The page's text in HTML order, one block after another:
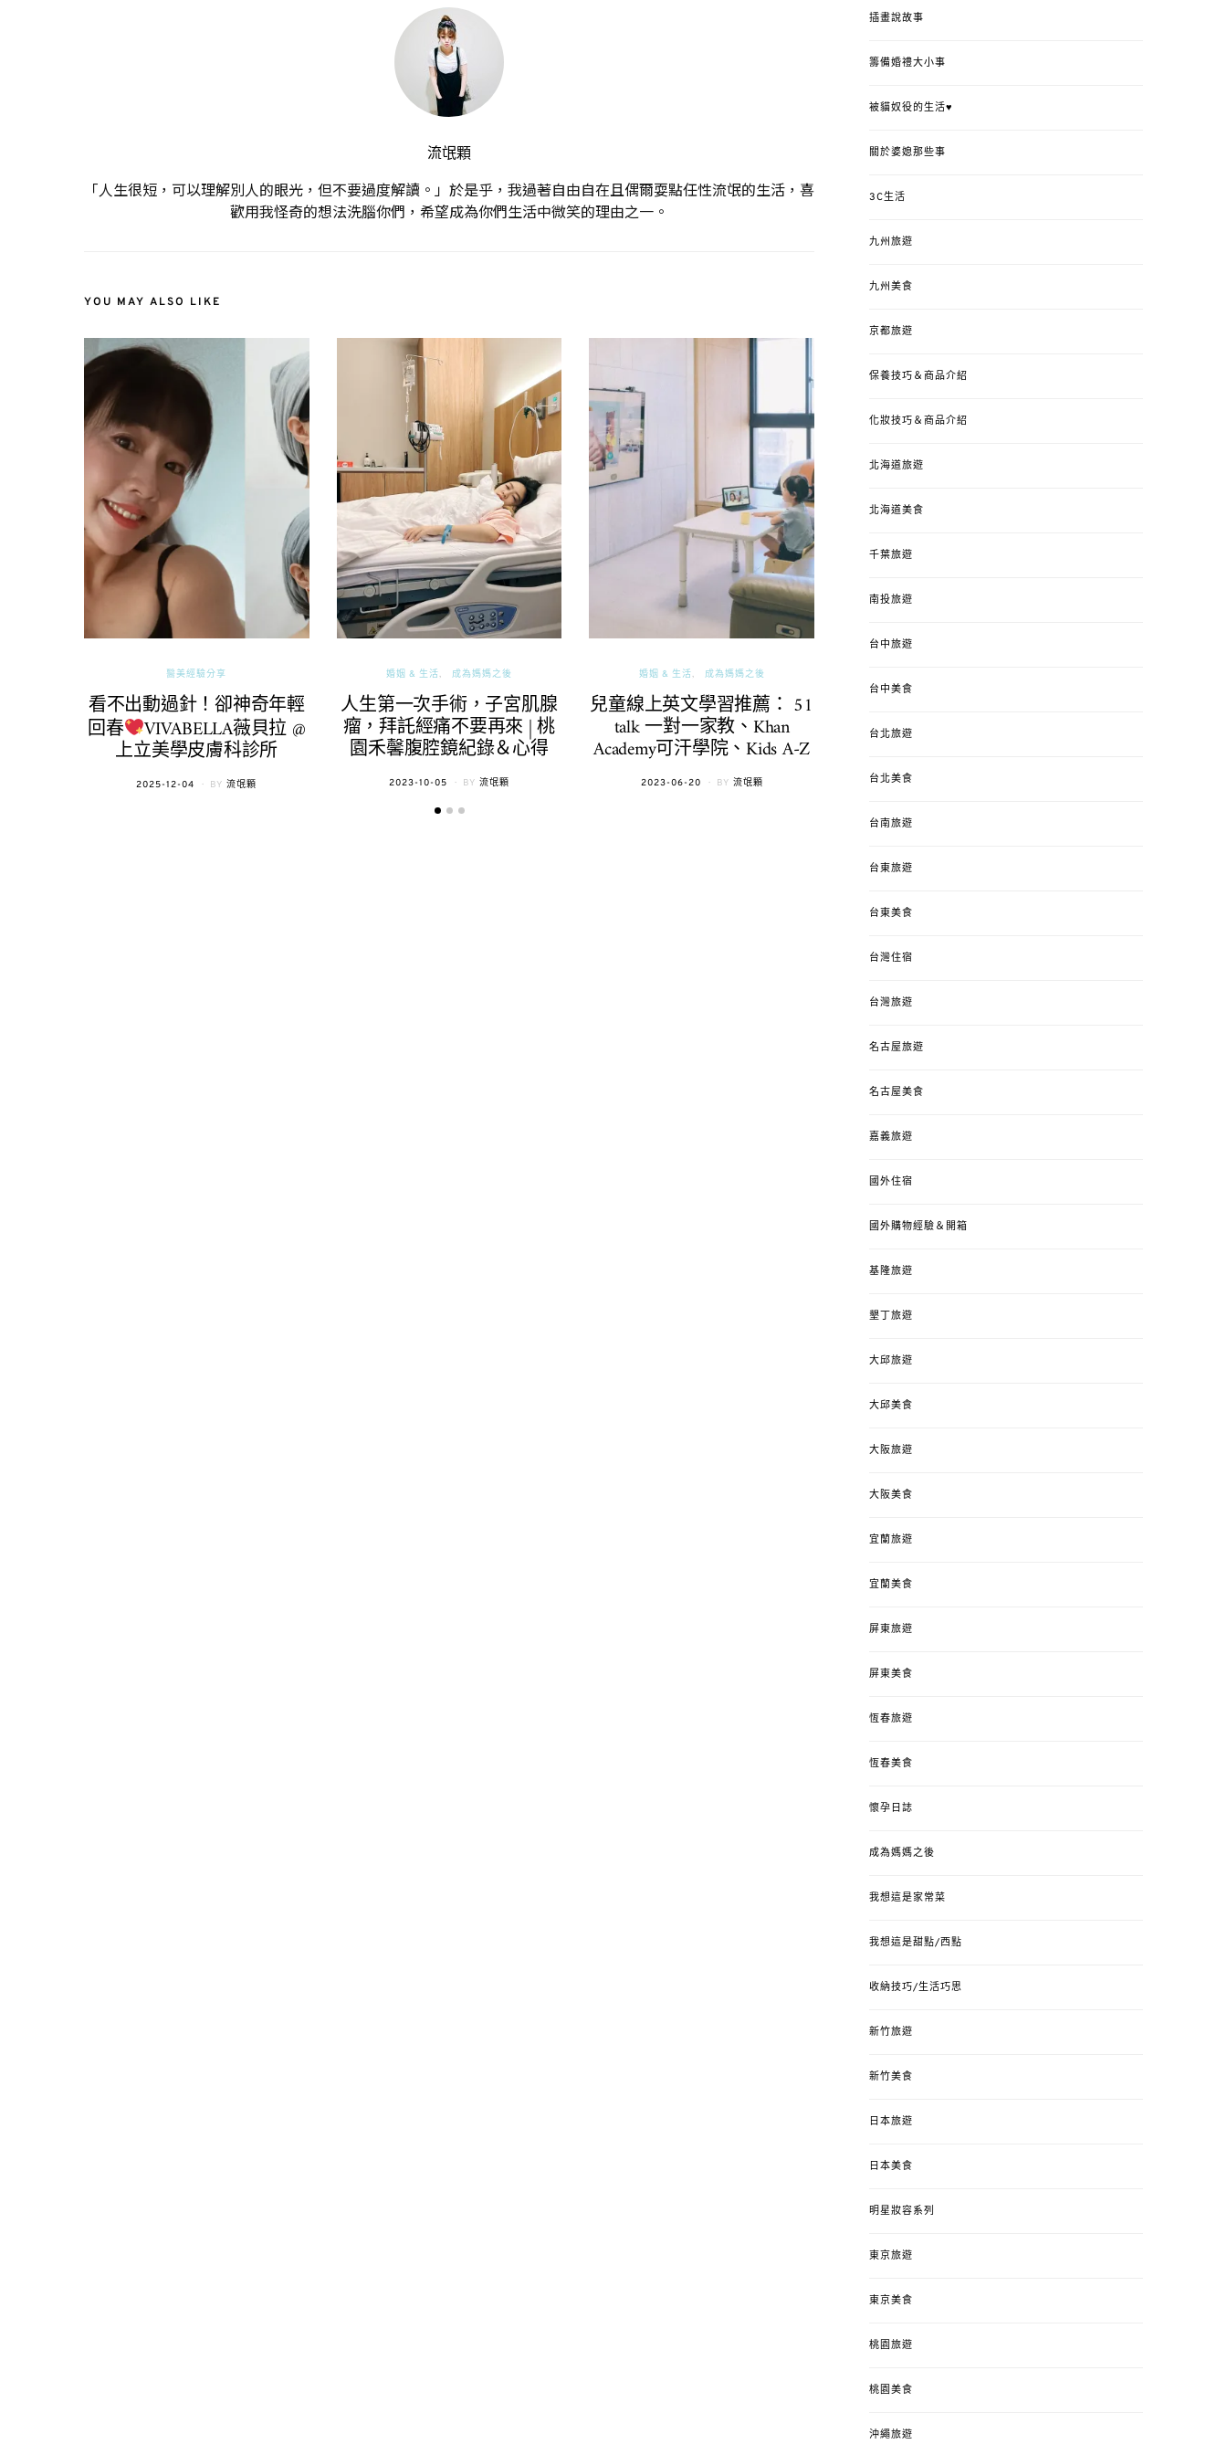
流氓顆
「人生很短，可以理解別人的眼光，但不要過度解讀。」於是乎，我過著自由自在且偶爾耍點任性流氓的生活，喜
歡用我怪奇的想法洗腦你們，希望成為你們生活中微笑的理由之一。
YOU MAY ALSO LIKE
醫美經驗分享
看不出動過針！卻神奇年輕
回春 VIVABELLA薇貝拉 @
上立美學皮膚科診所
POSTED
2025-12-04 BY 流氓顆
婚姻 & 生活 成為媽媽之後
人生第一次手術，子宮肌腺
瘤，拜託經痛不要再來 | 桃
園禾馨腹腔鏡紀錄＆心得
POSTED
2023-10-05 BY 流氓顆
婚姻 & 生活 成為媽媽之後
兒童線上英文學習推薦： 51
talk 一對一家教、Khan
Academy可汗學院、Kids A-Z
POSTED
2023-06-20 BY 流氓顆
錯、認識華德福
ON
插畫說故事
籌備婚禮大小事
被貓奴役的生活♥
關於婆媳那些事
3C生活
九州旅遊
九州美食
京都旅遊
保養技巧＆商品介紹
化妝技巧＆商品介紹
北海道旅遊
北海道美食
千葉旅遊
南投旅遊
台中旅遊
台中美食
台北旅遊
台北美食
台南旅遊
台東旅遊
台東美食
台灣住宿
台灣旅遊
名古屋旅遊
名古屋美食
嘉義旅遊
國外住宿
國外購物經驗＆開箱
基隆旅遊
墾丁旅遊
大邱旅遊
大邱美食
大阪旅遊
大阪美食
宜蘭旅遊
宜蘭美食
屏東旅遊
屏東美食
恆春旅遊
恆春美食
懷孕日誌
成為媽媽之後
我想這是家常菜
我想這是甜點/西點
收納技巧/生活巧思
新竹旅遊
新竹美食
日本旅遊
日本美食
明星妝容系列
東京旅遊
東京美食
桃園旅遊
桃園美食
沖繩旅遊